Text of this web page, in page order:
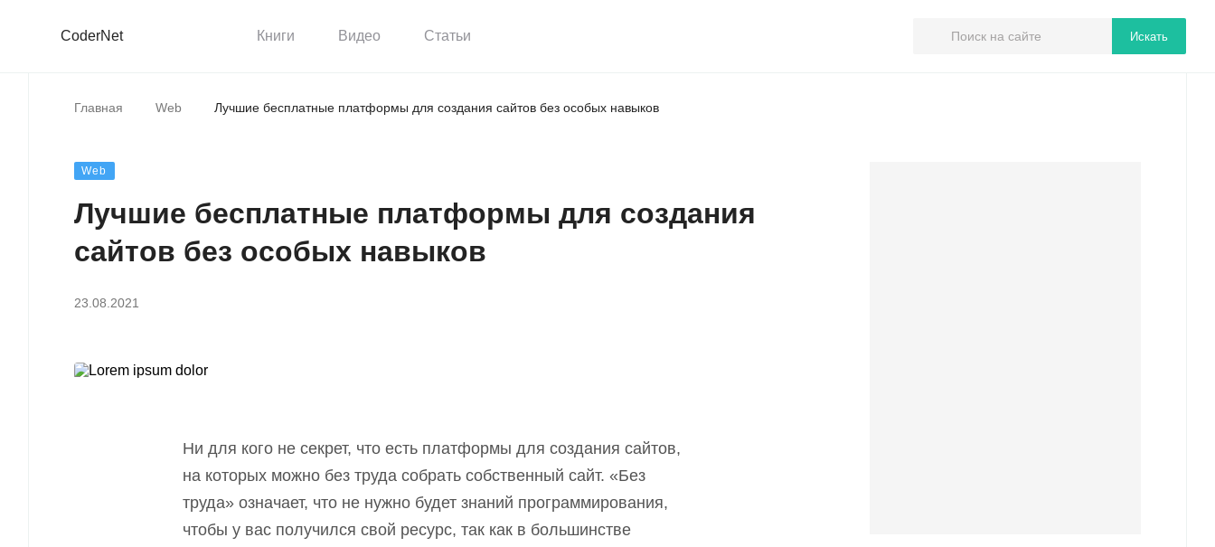
CoderNet Книги Видео Статьи Искать
Главная Web Лучшие бесплатные платформы для создания сайтов без особых навыков
Web
Лучшие бесплатные платформы для создания
сайтов без особых навыков
23.08.2021
Ни для кого не секрет, что есть платформы для создания сайтов,
на которых можно без труда собрать собственный сайт. «Без
труда» означает, что не нужно будет знаний программирования,
чтобы у вас получился свой ресурс, так как в большинстве